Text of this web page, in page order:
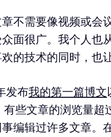
不需要像视频或会
面很广。我个人也
的技术的同时，也
发布我的第一篇博文
有些文章的浏览量
编辑过许多文章。